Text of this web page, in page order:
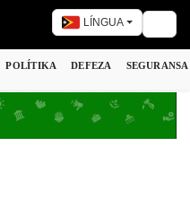
LÍNGUA
POLÍTIKA DEFEZA SEGURANSA